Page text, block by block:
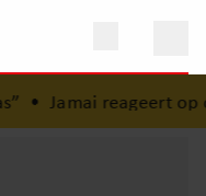
•Jamai reageert op